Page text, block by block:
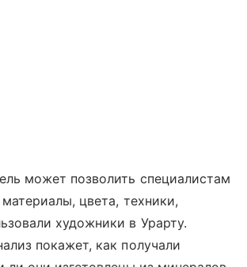
может позволить специалистам
цвета, техники,
художники в Урарту.
покажет, как получали